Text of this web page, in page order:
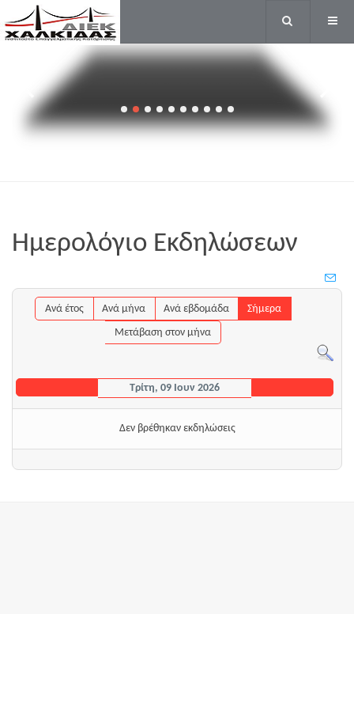
ΚΑΙ
ΟΝΥΧΟΠΛΑΣΤΙΚΗΣ
Ημερολόγιο Εκδηλώσεων
Ανά έτος Ανά μήνα Ανά εβδομάδα
Σήμερα
Μετάβαση στον μήνα
Τρίτη, 09 Ιουν 2026
Δεν βρέθηκαν εκδηλώσεις